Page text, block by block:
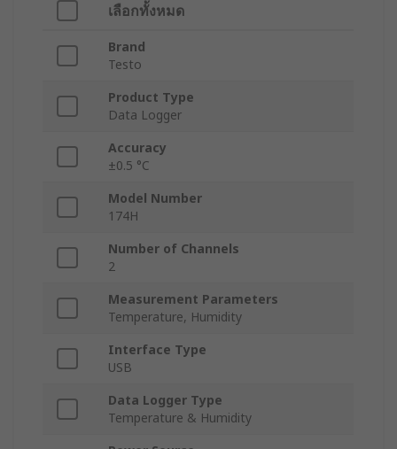
เลือกทั้งหมด
Brand
Testo
Product Type
Data Logger
Accuracy
±0.5 °C
Model Number
174H
Number of Channels
2
Measurement Parameters
Temperature, Humidity
Interface Type
USB
Data Logger Type
Temperature & Humidity